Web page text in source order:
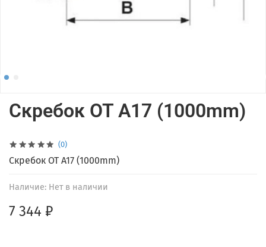
(0)
Наличие: Нет в наличии
Скребок OT A17 (1000mm)
7 344 ₽
Скребок OT A17 (1000mm)